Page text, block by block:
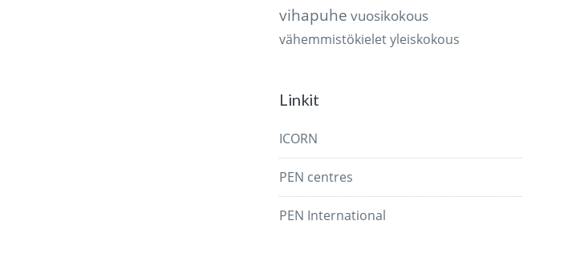
vihapuhe vuosikokous
vähemmistökieletyleiskokous
Linkit
ICORN
PEN centres
PEN International